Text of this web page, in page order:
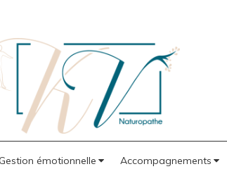
Gestion émotionnelle Accompagnements